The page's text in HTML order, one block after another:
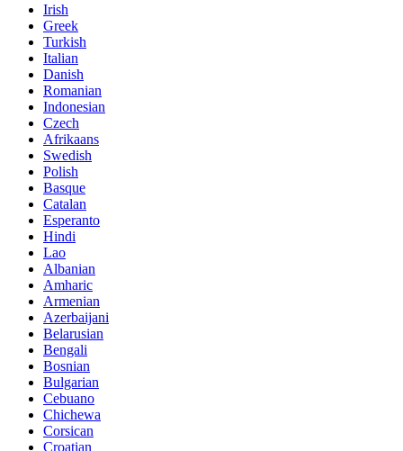
Irish
Greek
Turkish
Italian
Danish
Romanian
Indonesian
Czech
Afrikaans
Swedish
Polish
Basque
Catalan
Esperanto
Hindi
Lao
Albanian
Amharic
Armenian
Azerbaijani
Belarusian
Bengali
Bosnian
Bulgarian
Cebuano
Chichewa
Corsican
Croatian